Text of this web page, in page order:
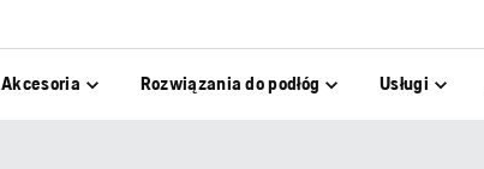
Akcesoria Rozwiązania do podłóg Usługi